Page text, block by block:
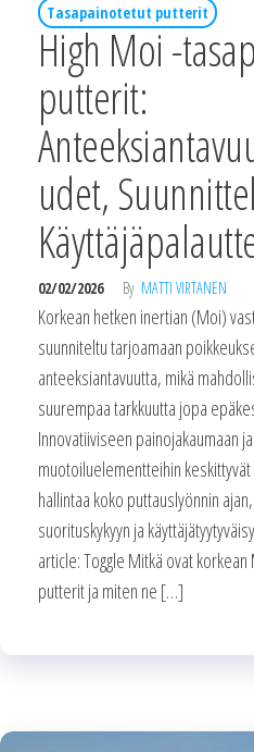
Tasapainotetut putterit
High Moi -
putterit:
udet,
02/02/2026 By MATTI VIRTANEN
Korkean hetken inertian (Moi)
suunniteltu tarjoamaan
anteeksiantavuutta, mikä
suurempaa tarkkuutta jopa
Innovatiiviseen painojakaumaan
muotoiluelementteihin
hallintaa koko puttauslyönnin
suorituskykyyn ja
article: Toggle Mitkä ovat
putterit ja miten ne […]